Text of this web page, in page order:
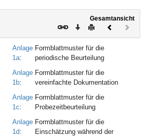
Gesamtansicht
Download
DruckenVorheriges
Anlage
1a:
Formblattmuster für die
periodische Beurteilung
Anlage
1b:
Formblattmuster für die
vereinfachte Dokumentation
Anlage
1c:
Formblattmuster für die
Probezeitbeurteilung
Anlage
1d:
Formblattmuster für die
Einschätzung während der